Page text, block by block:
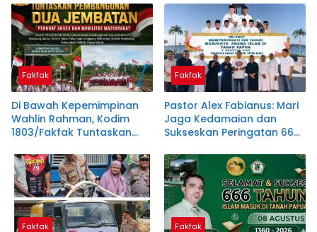
Fakfak
Di Bawah Kepemimpinan
Wahlin Rahman, Kodim
1803/Fakfak Tuntaskan
Fakfak
Pastor Alex Fabianus: Mari
Jaga Kedamaian dan
Sukseskan Peringatan 666
Fakfak Fakfak